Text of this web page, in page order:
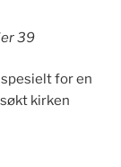
39
for en
kirken